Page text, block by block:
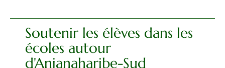
Soutenir les élèves dans les
écoles autour
d'Anjanaharibe-Sud